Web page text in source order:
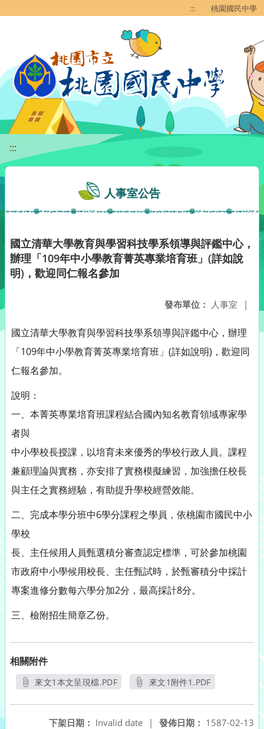
::: 桃園國民中學
:::
人事室公告
國立清華大學教育與學習科技學系領導與評鑑中心，
辦理「109年中小學教育菁英專業培育班」(詳如說
明)，歡迎同仁報名參加
發布單位： 人事室 |
國立清華大學教育與學習科技學系領導與評鑑中心，辦理
「109年中小學教育菁英專業培育班」(詳如說明)，歡迎同
仁報名參加。
說明：
一、本菁英專業培育班課程結合國內知名教育領域專家學
者與
中小學校長授課，以培育未來優秀的學校行政人員。課程
兼顧理論與實務，亦安排了實務模擬練習，加強擔任校長
與主任之實務經驗，有助提升學校經營效能。
二、完成本學分班中6學分課程之學員，依桃園市國民中小
學校
長、主任候用人員甄選積分審查認定標準，可於參加桃園
市政府中小學候用校長、主任甄試時，於甄審積分中採計
專案進修分數每六學分加2分，最高採計8分。
三、檢附招生簡章乙份。
相關附件
來文1本文呈現檔.PDF
來文1附件1.PDF
發佈日期： 1587-02-13
下架日期： Invalid date
|